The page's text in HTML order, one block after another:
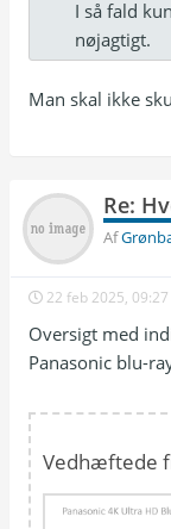
I så fald
nøjagtigt.
Man skal ikke
Re:
Af
22 feb 2025, 09:27
Oversigt med
Panasonic blu-
Vedhæftede